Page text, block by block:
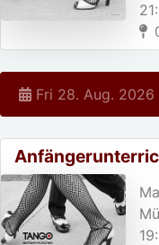
Fri 28. Aug. 2026